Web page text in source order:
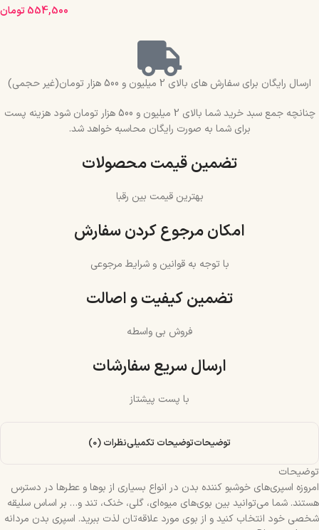
554,500تومان
ارسال رایگان برای سفارش های بالای 2 میلیون و 500 هزار تومان(غیر حجمی)
چنانچه جمع سبد خرید شما بالای 2 میلیون و 500 هزار تومان شود هزینه پست
برای شما به صورت رایگان محاسبه خواهد شد.
تضمین قیمت محصولات
بهترین قیمت بین رقبا
امکان مرجوع کردن سفارش
با توجه به قوانین و شرایط مرجوعی
تضمین کیفیت و اصالت
فروش بی واسطه
ارسال سریع سفارشات
با پست پیشتاز
توضیحاتتوضیحات تکمیلینظرات (0)
توضیحات
امروزه اسپری‌های خوشبو کننده بدن در انواع بسیاری از بوها و عطرها در دسترس
هستند. شما می‌توانید بین بوی‌های میوه‌ای، گلی، خنک، تند و… بر اساس سلیقه
شخصی خود انتخاب کنید و از بوی مورد علاقه‌تان لذت ببرید. اسپری بدن مردانه